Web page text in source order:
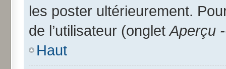
les poster ultérieurement.
de l’utilisateur (onglet Aperçu
Haut